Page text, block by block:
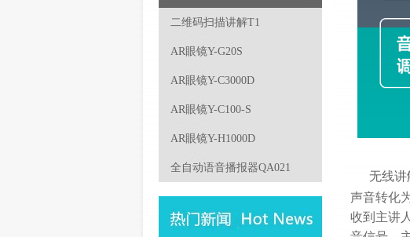
二维码扫描讲解T1
AR眼镜Y-G20S
AR眼镜Y-C3000D
AR眼镜Y-C100-S
AR眼镜Y-H1000D
全自动语音播报器QA021
无线
声音转化
收到主讲